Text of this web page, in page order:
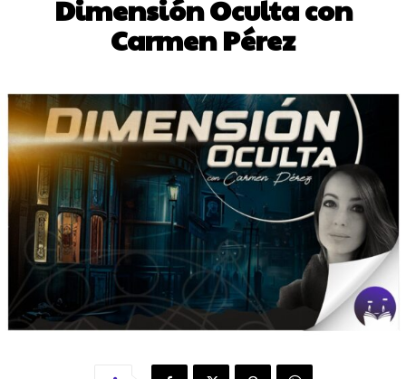
Dimensión Oculta con
Carmen Pérez